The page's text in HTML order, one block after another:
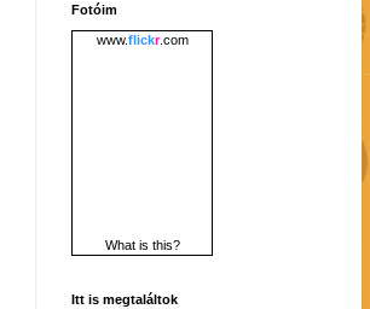
Fotóim
www.flickr.com
What is this?
Itt is megtaláltok